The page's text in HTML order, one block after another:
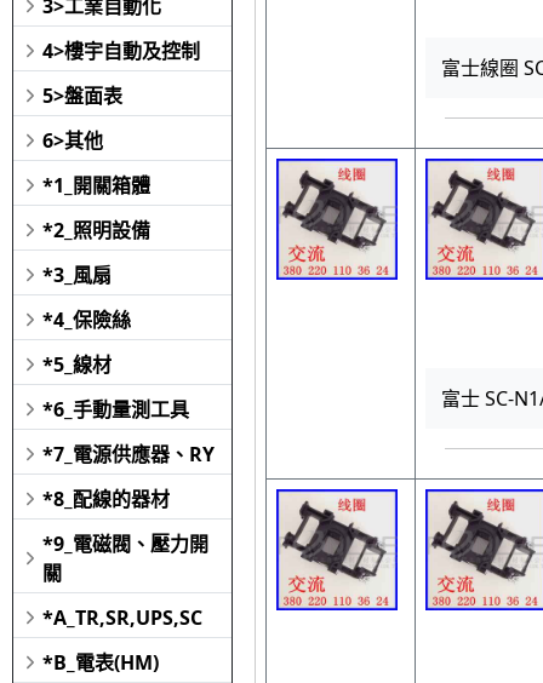
3>工業自動化
4>樓宇自動及控制
5>盤面表
6>其他
*1_開關箱體
*2_照明設備
*3_風扇
*4_保險絲
*5_線材
*6_手動量測工具
*7_電源供應器、RY
*8_配線的器材
*9_電磁閥、壓力開
關
*A_TR,SR,UPS,SC
*B_電表(HM)
富士線圈
富士 SC-